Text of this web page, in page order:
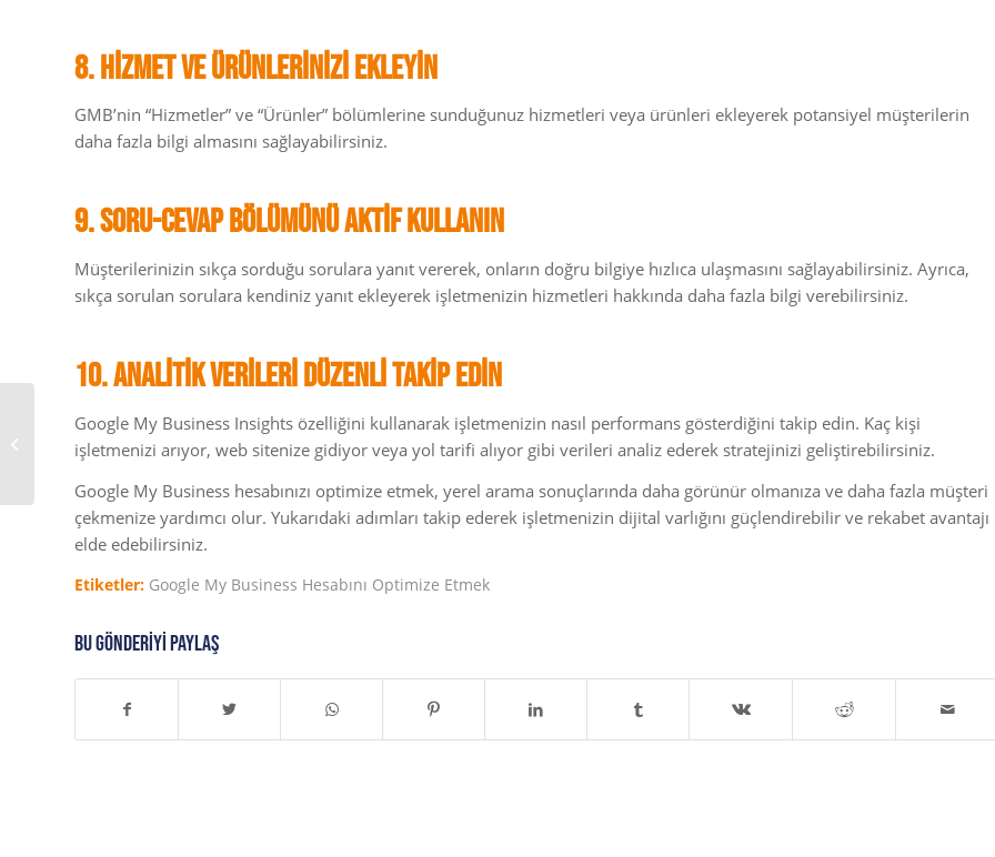
8. Hizmet ve Ürünlerinizi Ekleyin
GMB’nin “Hizmetler” ve “Ürünler” bölümlerine sunduğunuz hizmetleri veya ürünleri ekleyerek potansiyel müşterilerin
daha fazla bilgi almasını sağlayabilirsiniz.
9. Soru-Cevap Bölümünü Aktif Kullanın
Müşterilerinizin sıkça sorduğu sorulara yanıt vererek, onların doğru bilgiye hızlıca ulaşmasını sağlayabilirsiniz. Ayrıca,
sıkça sorulan sorulara kendiniz yanıt ekleyerek işletmenizin hizmetleri hakkında daha fazla bilgi verebilirsiniz.
10. Analitik Verileri Düzenli Takip Edin
Google My Business Insights özelliğini kullanarak işletmenizin nasıl performans gösterdiğini takip edin. Kaç kişi
işletmenizi arıyor, web sitenize gidiyor veya yol tarifi alıyor gibi verileri analiz ederek stratejinizi geliştirebilirsiniz.
Google My Business hesabınızı optimize etmek, yerel arama sonuçlarında daha görünür olmanıza ve daha fazla müşteri
çekmenize yardımcı olur. Yukarıdaki adımları takip ederek işletmenizin dijital varlığını güçlendirebilir ve rekabet avantajı
elde edebilirsiniz.
Etiketler: Google My Business Hesabını Optimize Etmek
Bu gönderiyi paylaş
Yorgunluk: Markanızı
Güçlendirmenin
Anahtarı